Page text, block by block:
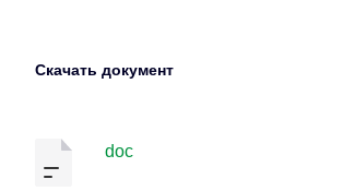
Скачать документ
doc